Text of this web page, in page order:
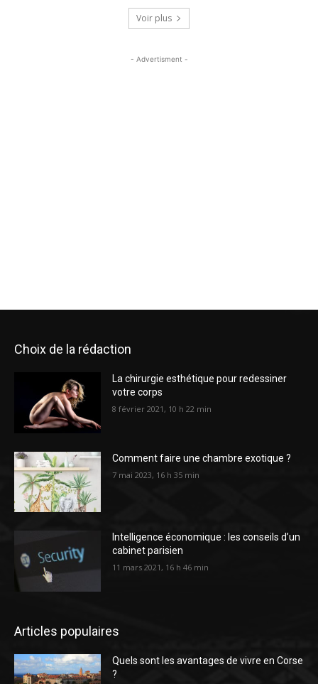
Voir plus
- Advertisment -
Choix de la rédaction
La chirurgie esthétique pour redessiner
votre corps
8 février 2021, 10 h 22 min
Comment faire une chambre exotique ?
7 mai 2023, 16 h 35 min
Intelligence économique : les conseils d’un
cabinet parisien
11 mars 2021, 16 h 46 min
Articles populaires
Quels sont les avantages de vivre en Corse
?